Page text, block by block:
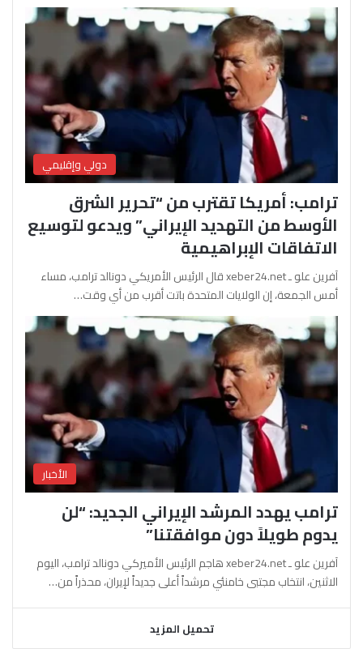
دولي وإقليمي
ترامب: أمريكا تقترب من “تحرير الشرق
الأوسط من التهديد الإيراني” ويدعو لتوسيع
الاتفاقات الإبراهيمية
آفرين علو ـ xeber24.net قال الرئيس الأمريكي دونالد ترامب، مساء
أمس الجمعة، إن الولايات المتحدة باتت أقرب من أي وقت…
الأخبار
ترامب يهدد المرشد الإيراني الجديد: “لن
يدوم طويلاً دون موافقتنا”
آفرين علو ـ xeber24.net هاجم الرئيس الأميركي دونالد ترامب، اليوم
الاثنين، انتخاب مجتبى خامنئي مرشداً أعلى جديداً لإيران، محذراً من…
تحميل المزيد